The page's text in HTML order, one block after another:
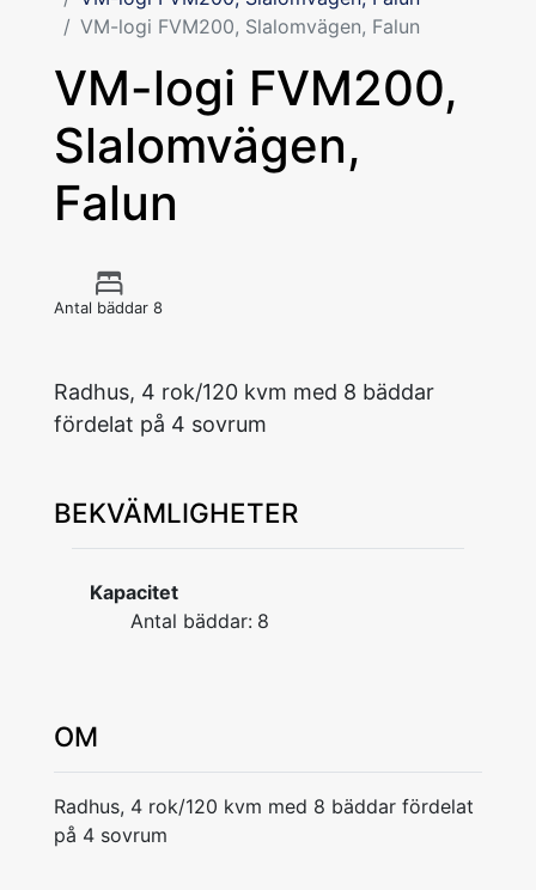
VM-logi FVM200, Slalomvägen, Falun
VM-logi FVM200,
Slalomvägen,
Falun
Antal bäddar 8
Radhus, 4 rok/120 kvm med 8 bäddar
fördelat på 4 sovrum
BEKVÄMLIGHETER
Kapacitet
Antal bäddar: 8
OM
Radhus, 4 rok/120 kvm med 8 bäddar fördelat
på 4 sovrum